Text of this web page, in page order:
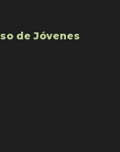
de Jóvenes